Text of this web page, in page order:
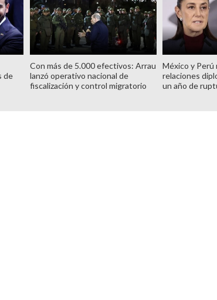
de
Con más de 5.000 efectivos: Arrau
lanzó operativo nacional de
fiscalización y control migratorio
México y Perú
relaciones
un año de